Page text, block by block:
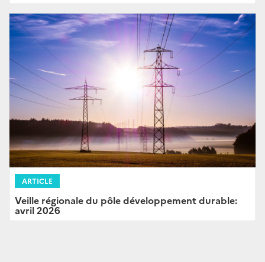
ARTICLE
Veille régionale du pôle développement durable:
avril 2026